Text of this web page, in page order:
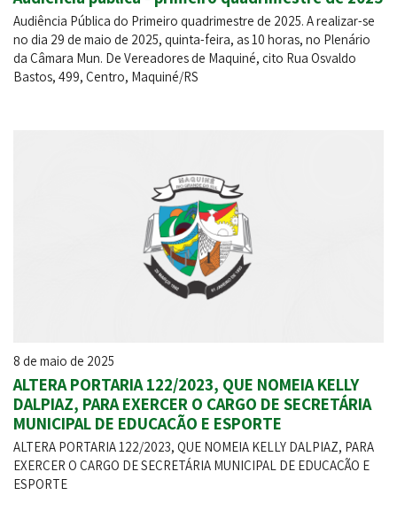
Audiência Pública do Primeiro quadrimestre de 2025. A realizar-se
no dia 29 de maio de 2025, quinta-feira, as 10 horas, no Plenário
da Câmara Mun. De Vereadores de Maquiné, cito Rua Osvaldo
Bastos, 499, Centro, Maquiné/RS
8 de maio de 2025
ALTERA PORTARIA 122/2023, QUE NOMEIA KELLY
DALPIAZ, PARA EXERCER O CARGO DE SECRETÁRIA
MUNICIPAL DE EDUCAÇÃO E ESPORTE
ALTERA PORTARIA 122/2023, QUE NOMEIA KELLY DALPIAZ, PARA
EXERCER O CARGO DE SECRETÁRIA MUNICIPAL DE EDUCAÇÃO E
ESPORTE